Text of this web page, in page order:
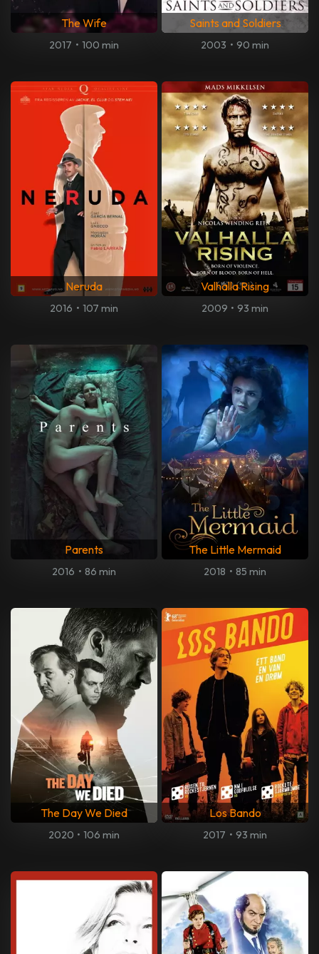
The Wife
2017 • 100 min
Saints and Soldiers
2003 • 90 min
Neruda
2016 • 107 min
Valhalla Rising
2009 • 93 min
Parents
2016 • 86 min
The Little Mermaid
2018 • 85 min
The Day We Died
2020 • 106 min
Los Bando
2017 • 93 min